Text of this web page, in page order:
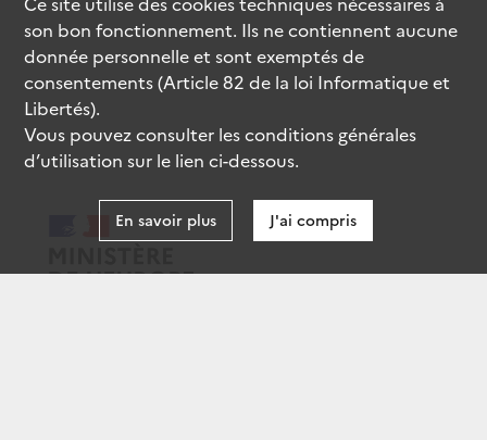
son bon fonctionnement. Ils ne contiennent aucune
donnée personnelle et sont exemptés de
consentements (Article 82 de la loi Informatique et
Libertés).
Vous pouvez consulter les conditions générales
d’utilisation sur le lien ci-dessous.
En savoir plus J'ai compris